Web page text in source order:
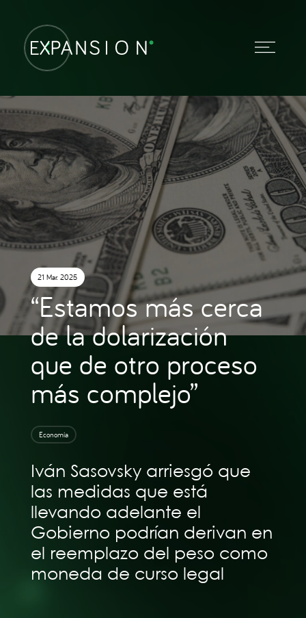
21 Mar. 2025
“Estamos más cerca
de la dolarización
que de otro proceso
más complejo”
Economía
Iván Sasovsky arriesgó que
las medidas que está
llevando adelante el
Gobierno podrían derivan en
el reemplazo del peso como
moneda de curso legal